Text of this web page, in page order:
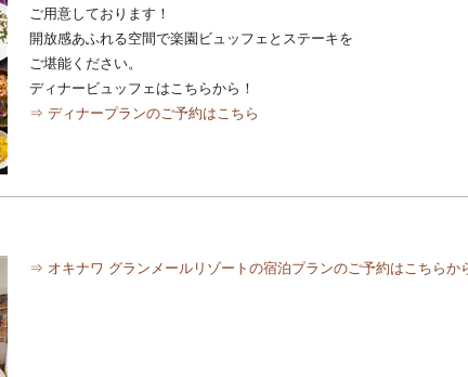
ご用意しております！
開放感あふれる空間で楽園ビュッフェとステーキを
ご堪能ください。
ディナービュッフェはこちらから！
⇒ ディナープランのご予約はこちら
⇒ オキナワ グランメールリゾートの宿泊プランのご予約はこちらか